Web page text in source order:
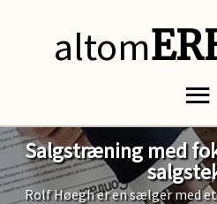
altom
Salgstræning med
Rolf Høegh er en sælger med